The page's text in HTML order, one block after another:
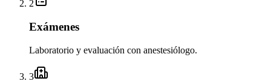
2
Exámenes
Laboratorio y evaluación con anestesiólogo.
3